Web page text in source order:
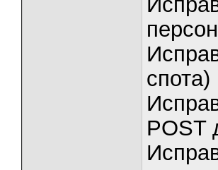
спота)
POST